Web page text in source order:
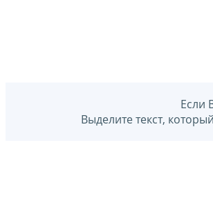
Если
Выделите текст,